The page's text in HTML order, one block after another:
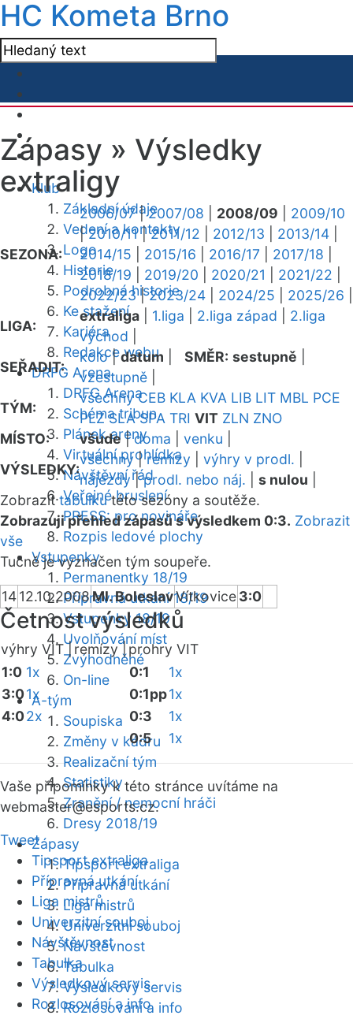
HC Kometa Brno
Klub
Základní údaje
Vedení a kontakty
Logo
Historie
Podrobná historie
Ke stažení
Kariéra
Redakce webu
DRFG Arena
DRFG Arena
Schéma tribun
Plánek areny
Virtuální prohlídka
Návštěvní řád
Veřejné bruslení
PRESS: pro novináře
Rozpis ledové plochy
Vstupenky
Permanentky 18/19
Přípravná utkání 18/19
Vstupenky 18/19
Uvolňování míst
Zvýhodněné
On-line
A-tým
Soupiska
Změny v kádru
Realizační tým
Statistiky
Zranění / nemocní hráči
Dresy 2018/19
Zápasy
Tipsport extraliga
Přípravná utkání
Liga mistrů
Univerzitní souboj
Návštěvnost
Tabulka
Výsledkový servis
Rozlosování a info
Zápasy » Výsledky
extraligy
SEZONA:
2006/07|2007/08 2008/09
2009/10
|2010/11|2011/12 2012/13 2013/14
2014/15
2015/16 2016/17 2017/18
2018/19
2019/20 2020/21 2021/22
2022/23|2023/24 2024/25 2025/26
LIGA:
extraliga 1.liga 2.liga západ
2.liga
východ
SEŘADIT:
kolo|datum SMĚR: sestupně
vzestupně
TÝM:
všechny CEB KLA KVA LIB LIT MBL PCE
PLZ SLA SPA TRI VIT ZLN ZNO
MÍSTO:
všude|doma venku
VÝSLEDKY:
všechny|remízy výhry v prodl.
nájezdy|prodl. nebo náj. s nulou
Zobrazittabulkutéto sezóny a soutěže.
Zobrazuji přehled zápasů s výsledkem 0:3. Zobrazit
vše
Tučně je vyznačen tým soupeře.
1412.10.2008Ml. BoleslavVítkovice3:0
Četnost výsledků
výhry VIT | remízy |prohry VIT
1:0 1x
3:01x
4:02x
0:1
1x
0:1pp1x
0:3
1x
0:5
1x
Vaše připomínky k této stránce uvítáme na
webmaster@esports.cz.
Tweet
Tipsport extraliga
Přípravná utkání
Liga mistrů
Univerzitní souboj
Návštěvnost
Tabulka
Výsledkový servis
Rozlosování a info